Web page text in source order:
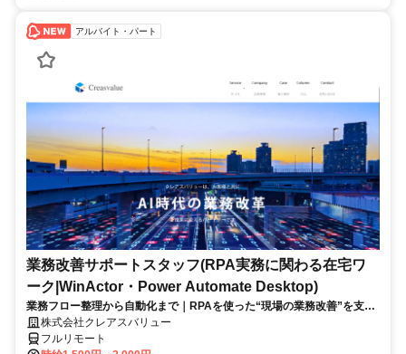
アルバイト・パート
業務改善サポートスタッフ(RPA実務に関わる在宅ワ
ーク|WinActor・Power Automate Desktop)
業務フロー整理から自動化まで｜RPAを使った“現場の業務改善”を支え
る在宅ワーク｜週5日・1日6時間～
株式会社クレアスバリュー
フルリモート